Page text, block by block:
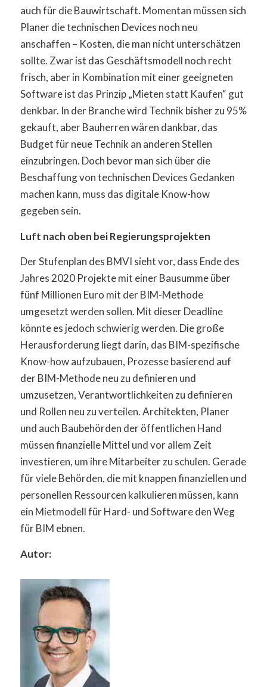
auch für die Bauwirtschaft. Momentan müssen sich
Planer die technischen Devices noch neu
anschaffen – Kosten, die man nicht unterschätzen
sollte. Zwar ist das Geschäftsmodell noch recht
frisch, aber in Kombination mit einer geeigneten
Software ist das Prinzip „Mieten statt Kaufen“ gut
denkbar. In der Branche wird Technik bisher zu 95%
gekauft, aber Bauherren wären dankbar, das
Budget für neue Technik an anderen Stellen
einzubringen. Doch bevor man sich über die
Beschaffung von technischen Devices Gedanken
machen kann, muss das digitale Know-how
gegeben sein.
Luft nach oben bei Regierungsprojekten
Der Stufenplan des BMVI sieht vor, dass Ende des
Jahres 2020 Projekte mit einer Bausumme über
fünf Millionen Euro mit der BIM-Methode
umgesetzt werden sollen. Mit dieser Deadline
könnte es jedoch schwierig werden. Die große
Herausforderung liegt darin, das BIM-spezifische
Know-how aufzubauen, Prozesse basierend auf
der BIM-Methode neu zu definieren und
umzusetzen, Verantwortlichkeiten zu definieren
und Rollen neu zu verteilen. Architekten, Planer
und auch Baubehörden der öffentlichen Hand
müssen finanzielle Mittel und vor allem Zeit
investieren, um ihre Mitarbeiter zu schulen. Gerade
für viele Behörden, die mit knappen finanziellen und
personellen Ressourcen kalkulieren müssen, kann
ein Mietmodell für Hard- und Software den Weg
für BIM ebnen.
Autor: